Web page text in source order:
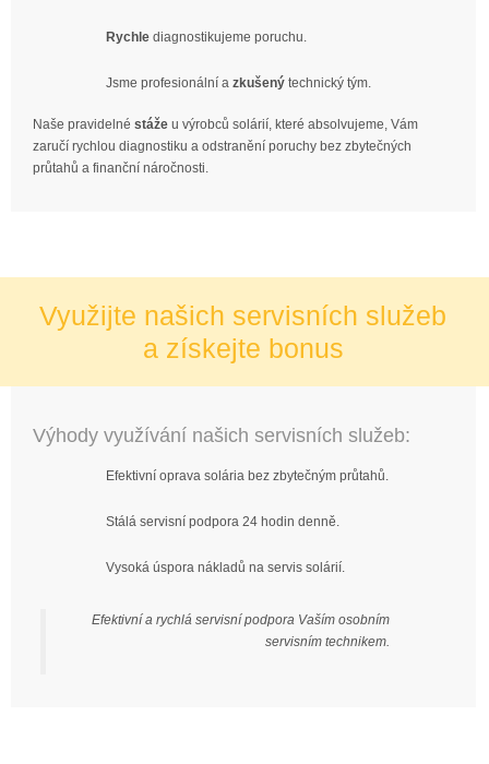
Rychle diagnostikujeme poruchu.
Jsme profesionální a zkušený technický tým.
Naše pravidelné stáže u výrobců solárií, které absolvujeme, Vám
zaručí rychlou diagnostiku a odstranění poruchy bez zbytečných
průtahů a finanční náročnosti.
Využijte našich servisních služeb
a získejte bonus
Výhody využívání našich servisních služeb:
Efektivní oprava solária bez zbytečným průtahů.
Stálá servisní podpora 24 hodin denně.
Vysoká úspora nákladů na servis solárií.
Efektivní a rychlá servisní podpora Vaším osobním
servisním technikem.